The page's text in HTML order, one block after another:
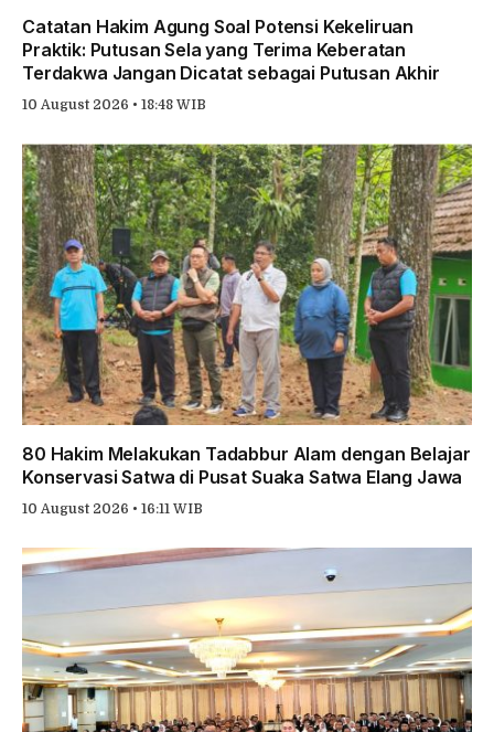
Catatan Hakim Agung Soal Potensi Kekeliruan
Praktik: Putusan Sela yang Terima Keberatan
Terdakwa Jangan Dicatat sebagai Putusan Akhir
10 August 2026 • 18:48 WIB
80 Hakim Melakukan Tadabbur Alam dengan Belajar
Konservasi Satwa di Pusat Suaka Satwa Elang Jawa
10 August 2026 • 16:11 WIB